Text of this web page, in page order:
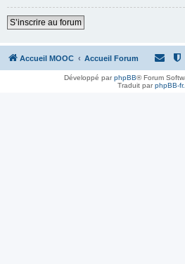
S’inscrire au forum
Accueil MOOC Accueil Forum
Développé parphpBB® Forum
Traduit parphpBB-